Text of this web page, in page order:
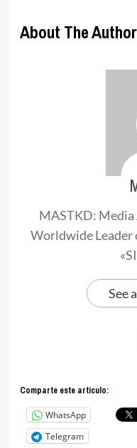
About The Author
MASTKD: Media
Worldwide Leader
See
Comparte este articulo:
WhatsApp
Telegram